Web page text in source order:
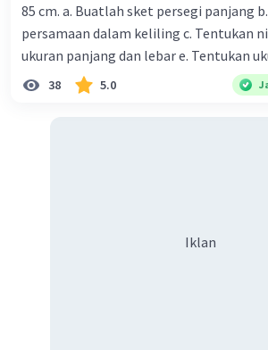
Jadi, suku ke-20 barisan tersebut
Semoga membantu ya😊
Beri Rating Balas
Iklan
85 cm. a. Buatlah sket persegi panjang
persamaan dalam keliling c. Tentukan
ukuran panjang dan lebar e. Tentukan
38 5.0
Iklan